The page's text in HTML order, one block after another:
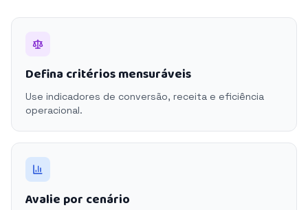
Defina critérios mensuráveis
Use indicadores de conversão, receita e eficiência
operacional.
Avalie por cenário